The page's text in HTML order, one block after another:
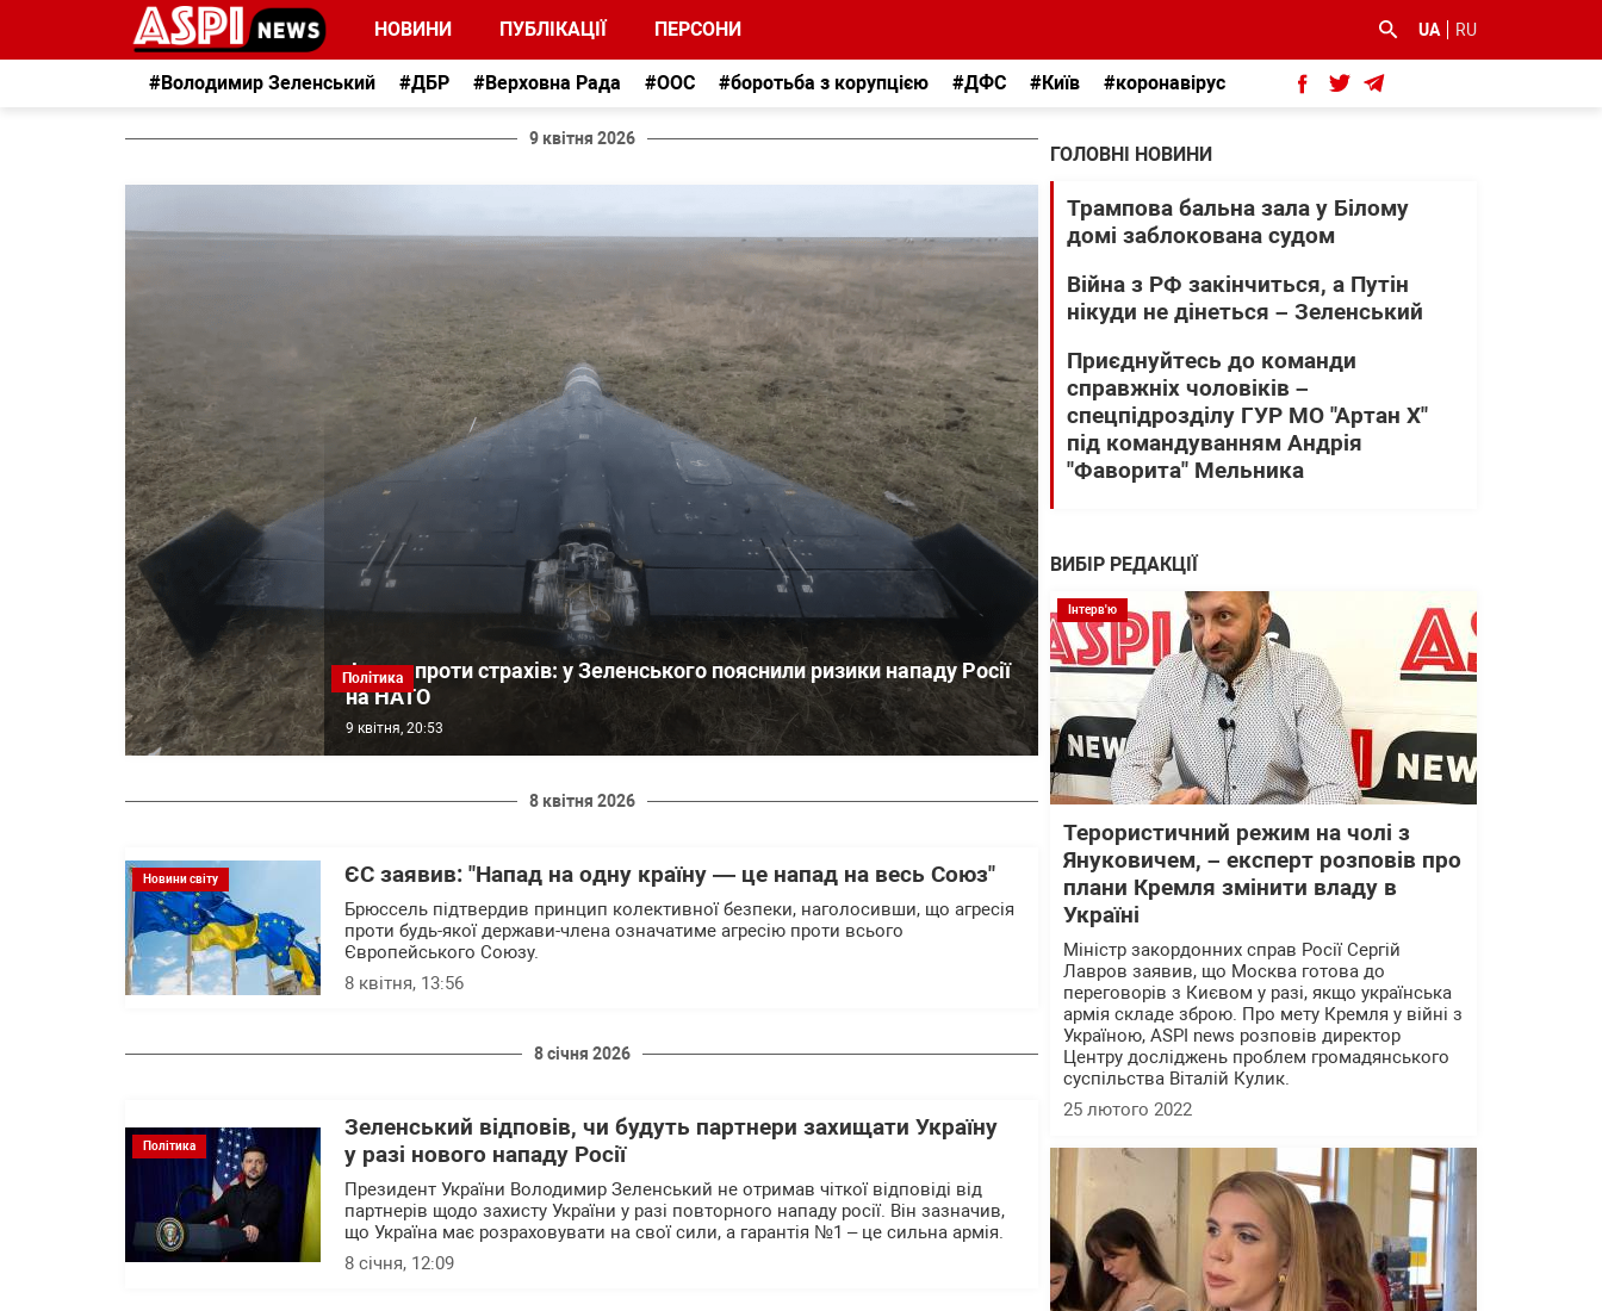
НОВИНИ ПУБЛІКАЦІЇ ПЕРСОНИ UA RU
#Володимир Зеленський #ДБР #Верховна Рада #ООС #боротьба з корупцією #ДФС #Київ #коронавірус
9 квітня 2026
Політика
Факти проти страхів: у Зеленського пояснили ризики нападу Росії
на НАТО
9 квітня, 20:53
8 квітня 2026
Новини світу ЄС заявив: "Напад на одну країну — це напад на весь Союз"
Брюссель підтвердив принцип колективної безпеки, наголосивши, що агресія
проти будь-якої держави-члена означатиме агресію проти всього
Європейського Союзу.
8 квітня, 13:56
8 січня 2026
Політика
Зеленський відповів, чи будуть партнери захищати Україну
у разі нового нападу Росії
Президент України Володимир Зеленський не отримав чіткої відповіді від
партнерів щодо захисту України у разі повторного нападу росії. Він зазначив,
що Україна має розраховувати на свої сили, а гарантія №1 – це сильна армія.
8 січня, 12:09
ГОЛОВНІ НОВИНИ
Трампова бальна зала у Білому
домі заблокована судом
Війна з РФ закінчиться, а Путін
нікуди не дінеться – Зеленський
Приєднуйтесь до команди
справжніх чоловіків –
спецпідрозділу ГУР МО "Артан Х"
під командуванням Андрія
"Фаворита" Мельника
ВИБІР РЕДАКЦІЇ
Інтерв'ю
Терористичний режим на чолі з
Януковичем, – експерт розповів про
плани Кремля змінити владу в
Україні
Міністр закордонних справ Росії Сергій
Лавров заявив, що Москва готова до
переговорів з Києвом у разі, якщо українська
армія складе зброю. Про мету Кремля у війні з
Україною, ASPI news розповів директор
Центру досліджень проблем громадянського
суспільства Віталій Кулик.
25 лютого 2022